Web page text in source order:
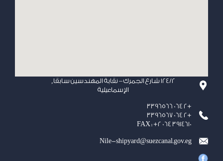
124/2 شارع الجمرك – نقابة المهندسين سابقا,
الإسماعيلية
+2 064 3396566
+2 064 3396567
FAX : +2 064 3914610
Nile-shipyard@suezcanal.gov.eg